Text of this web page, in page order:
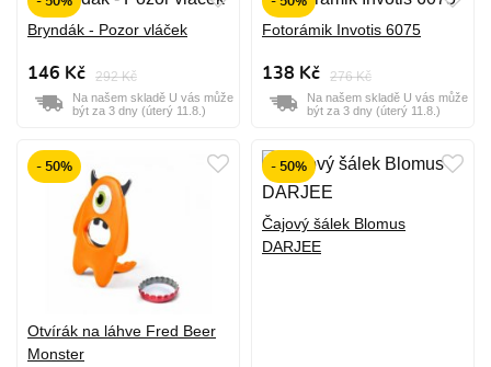
Bryndák - Pozor vláček
146 Kč 292 Kč
Na našem skladě U vás může
být za 3 dny (úterý 11.8.)
Fotorámik Invotis 6075
138 Kč 276 Kč
Na našem skladě U vás může
být za 3 dny (úterý 11.8.)
- 50%
Otvírák na láhve Fred Beer
Monster
- 50%
Čajový šálek Blomus
DARJEE